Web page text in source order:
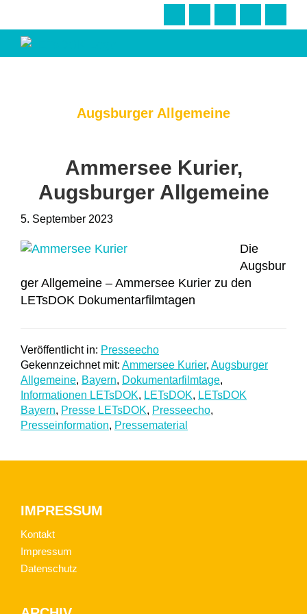
springen
main
content
springen
LETsDOK
Augsburger Allgemeine
Ammersee Kurier,
Augsburger Allgemeine
5. September 2023
Die
Augsbur
ger Allgemeine – Ammersee Kurier zu den
LETsDOK Dokumentarfilmtagen
Veröffentlicht in: Presseecho
Gekennzeichnet mit: Ammersee Kurier, Augsburger
Allgemeine, Bayern, Dokumentarfilmtage,
Informationen LETsDOK, LETsDOK, LETsDOK
Bayern, Presse LETsDOK, Presseecho,
Presseinformation, Pressematerial
Footer
IMPRESSUM
Kontakt
Impressum
Datenschutz